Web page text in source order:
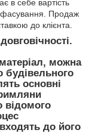
в себе вартість
фасування. Продаж
до клієнта.
можна
будівельного
основні
відомого
до його